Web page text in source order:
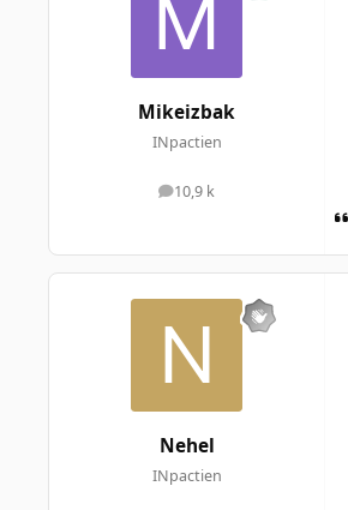
Mikeizbak
INpactien
10,9 k
messages
Nehel
INpactien